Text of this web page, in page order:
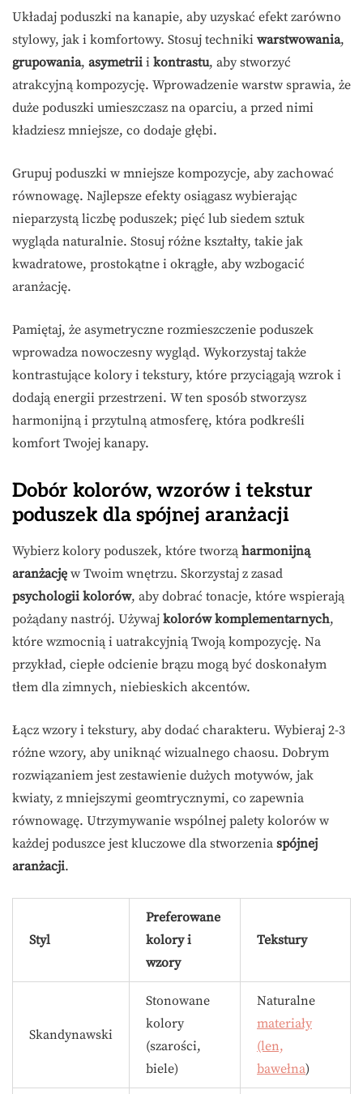
Układaj poduszki na kanapie, aby uzyskać efekt zarówno
stylowy, jak i komfortowy. Stosuj techniki warstwowania,
grupowania, asymetrii i kontrastu, aby stworzyć
atrakcyjną kompozycję. Wprowadzenie warstw sprawia, że
duże poduszki umieszczasz na oparciu, a przed nimi
kładziesz mniejsze, co dodaje głębi.
Grupuj poduszki w mniejsze kompozycje, aby zachować
równowagę. Najlepsze efekty osiągasz wybierając
nieparzystą liczbę poduszek; pięć lub siedem sztuk
wygląda naturalnie. Stosuj różne kształty, takie jak
kwadratowe, prostokątne i okrągłe, aby wzbogacić
aranżację.
Pamiętaj, że asymetryczne rozmieszczenie poduszek
wprowadza nowoczesny wygląd. Wykorzystaj także
kontrastujące kolory i tekstury, które przyciągają wzrok i
dodają energii przestrzeni. W ten sposób stworzysz
harmonijną i przytulną atmosferę, która podkreśli
komfort Twojej kanapy.
Dobór kolorów, wzorów i tekstur
poduszek dla spójnej aranżacji
Wybierz kolory poduszek, które tworzą harmonijną
aranżację w Twoim wnętrzu. Skorzystaj z zasad
psychologii kolorów, aby dobrać tonacje, które wspierają
pożądany nastrój. Używaj kolorów komplementarnych,
które wzmocnią i uatrakcyjnią Twoją kompozycję. Na
przykład, ciepłe odcienie brązu mogą być doskonałym
tłem dla zimnych, niebieskich akcentów.
Łącz wzory i tekstury, aby dodać charakteru. Wybieraj 2-3
różne wzory, aby uniknąć wizualnego chaosu. Dobrym
rozwiązaniem jest zestawienie dużych motywów, jak
kwiaty, z mniejszymi geomtrycznymi, co zapewnia
równowagę. Utrzymywanie wspólnej palety kolorów w
każdej poduszce jest kluczowe dla stworzenia spójnej
aranżacji.
Styl
Preferowane
kolory i
wzory
Tekstury
Skandynawski
Stonowane
kolory
(szarości,
biele)
Naturalne
materiały
(len,
bawełna)